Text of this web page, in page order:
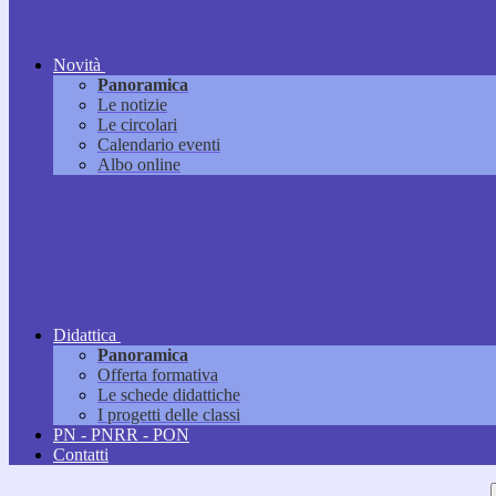
Novità
Panoramica
Le notizie
Le circolari
Calendario eventi
Albo online
Didattica
Panoramica
Offerta formativa
Le schede didattiche
I progetti delle classi
PN - PNRR - PON
Contatti